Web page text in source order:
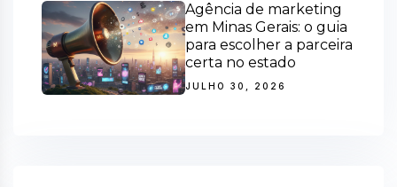
Agência de marketing
em Minas Gerais: o guia
para escolher a parceira
certa no estado
JULHO 30, 2026